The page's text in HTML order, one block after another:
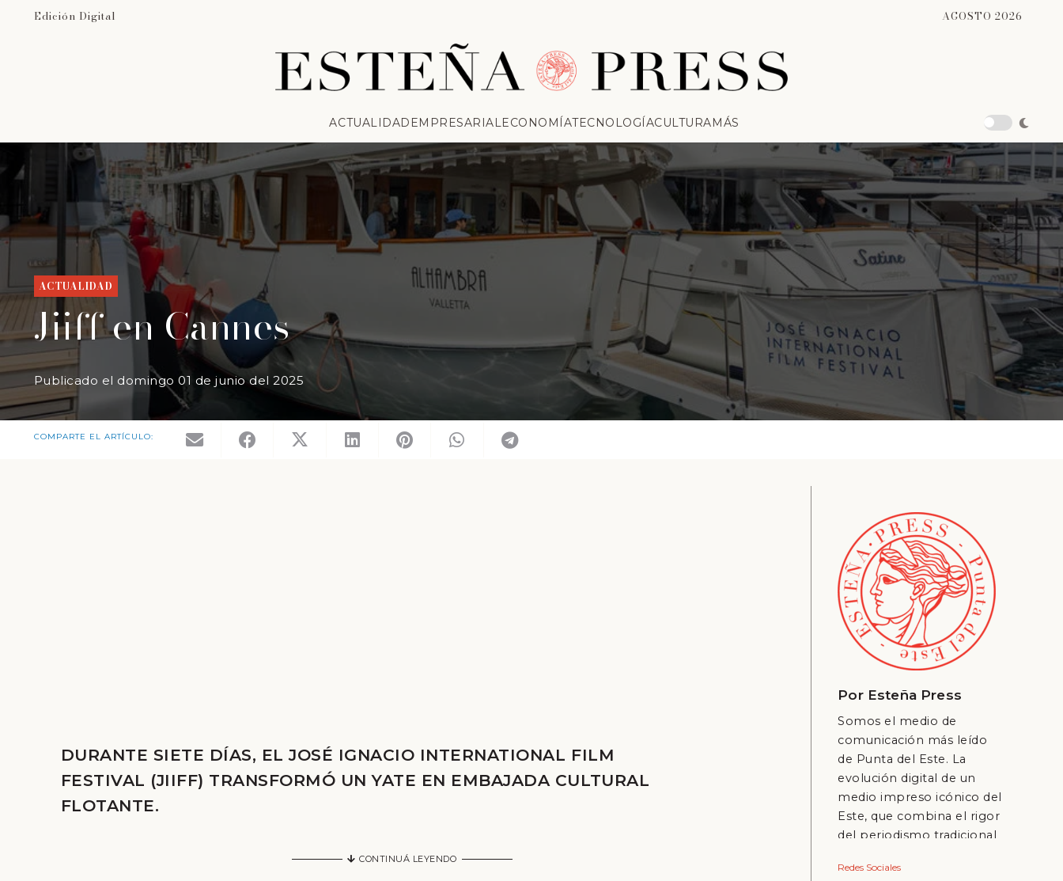
Edición Digital AGOSTO 2026
ACTUALIDAD EMPRESARIALECONOMÍATECNOLOGÍACULTURAMÁS
ACTUALIDAD
Jiiff en Cannes
Publicado el domingo 01 de junio del 2025
COMPARTE EL ARTÍCULO:
DURANTE SIETE DÍAS, EL JOSÉ IGNACIO INTERNATIONAL FILM
FESTIVAL (JIIFF) TRANSFORMÓ UN YATE EN EMBAJADA CULTURAL
FLOTANTE.
CONTINUÁ LEYENDO
Por Esteña Press
Somos el medio de
comunicación más leído
de Punta del Este. La
evolución digital de un
medio impreso icónico del
Este, que combina el rigor
del periodismo tradicional
mundo online.
Redes Sociales